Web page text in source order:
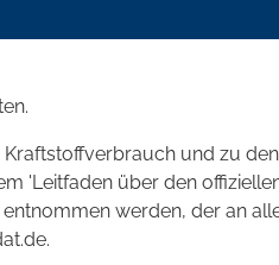
und zu
'Leitfaden über den
werden, der an